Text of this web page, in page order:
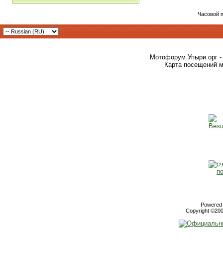
Часовой
Мотофорум Упыри.орг -
Карта посещений
Copyright